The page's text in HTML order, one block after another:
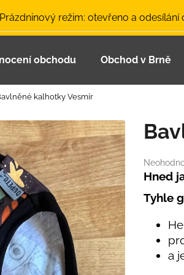
režim: otevřeno a odesílání
obchodu Obchod v Brně
kalhotky Vesmír
Průměrné
produktu
je
Hned
Tyhle
a
Co potřebujete najít?
Doporučujeme
LETNÍ ČEPICE UV 30 SVĚTLE MODRÁ